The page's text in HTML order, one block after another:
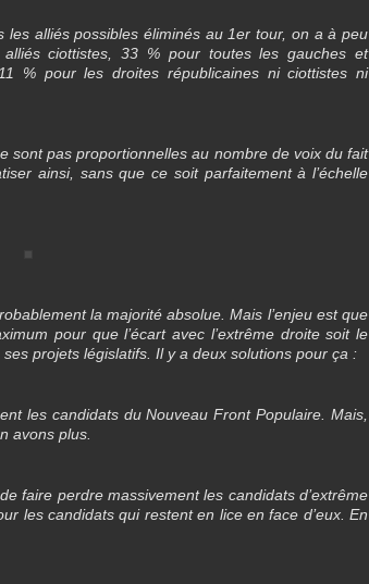
alliés possibles éliminés au 1er tour, on a à peu
ciottistes, 33 % pour toutes les gauches et
% pour les droites républicaines ni ciottistes ni
sont pas proportionnelles au nombre de voix du fait
ainsi, sans que ce soit parfaitement à l’échelle
la majorité absolue. Mais l’enjeu est que
pour que l’écart avec l’extrême droite soit le
projets législatifs. Il y a deux solutions pour ça :
les candidats du Nouveau Front Populaire. Mais,
avons plus.
faire perdre massivement les candidats d’extrême
les candidats qui restent en lice en face d’eux. En